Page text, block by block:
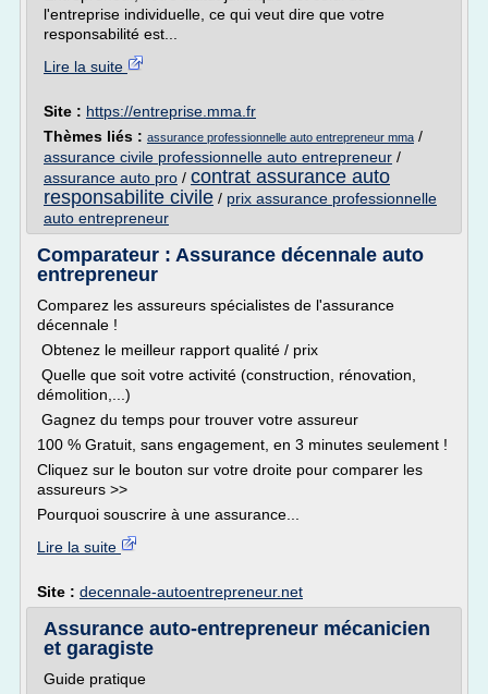
l'entreprise individuelle, ce qui veut dire que votre
responsabilité est...
Lire la suite
Site : https://entreprise.mma.fr
Thèmes liés : assurance professionnelle auto entrepreneur mma /
assurance civile professionnelle auto entrepreneur /
assurance auto pro / contrat assurance auto
responsabilite civile / prix assurance professionnelle
auto entrepreneur
Comparateur : Assurance décennale auto
entrepreneur
Comparez les assureurs spécialistes de l'assurance
décennale !
Obtenez le meilleur rapport qualité / prix
Quelle que soit votre activité (construction, rénovation,
démolition,...)
Gagnez du temps pour trouver votre assureur
100 % Gratuit, sans engagement, en 3 minutes seulement !
Cliquez sur le bouton sur votre droite pour comparer les
assureurs >>
Pourquoi souscrire à une assurance...
Lire la suite
Site : decennale-autoentrepreneur.net
Assurance auto-entrepreneur mécanicien
et garagiste
Guide pratique